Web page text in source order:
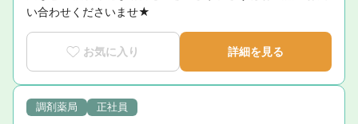
い合わせくださいませ★
お気に入り 詳細を見る
調剤薬局 正社員